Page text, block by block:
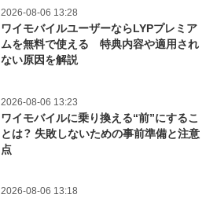
2026-08-06 13:28
ワイモバイルユーザーならLYPプレミア
ムを無料で使える 特典内容や適用され
ない原因を解説
2026-08-06 13:23
ワイモバイルに乗り換える“前”にするこ
とは？ 失敗しないための事前準備と注意
点
2026-08-06 13:18